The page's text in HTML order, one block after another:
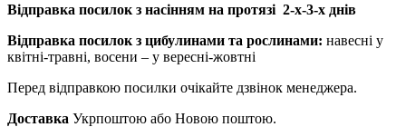
Відправка посилок з насінням на протязі 2-х-3-х днів
Відправка посилок з цибулинами та рослинами: навесні у
квітні-травні, восени – у вересні-жовтні
Перед відправкою посилки очікайте дзвінок менеджера.
Доставка Укрпоштою або Новою поштою.